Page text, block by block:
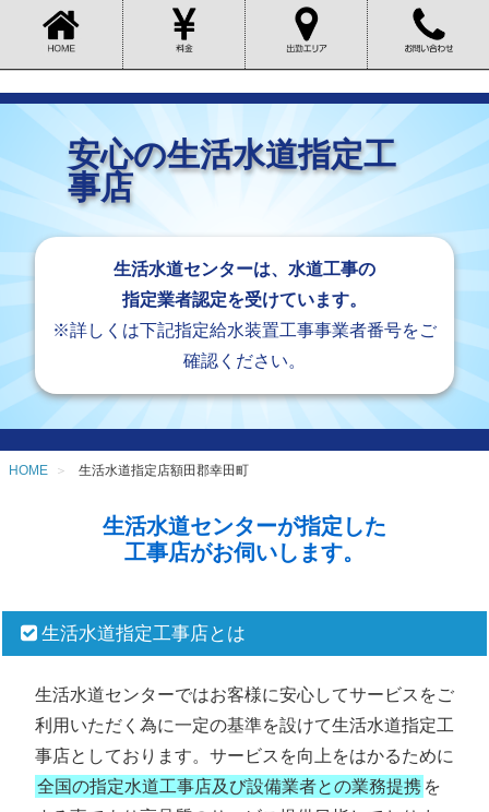
安心の生活水道指定工
事店
生活水道センターは、水道工事の
指定業者認定を受けています。
※詳しくは下記指定給水装置工事事業者番号をご
確認ください。
HOME 生活水道指定店額田郡幸田町
生活水道センターが指定した
工事店がお伺いします。
生活水道指定工事店とは
生活水道センターではお客様に安心してサービスをご
利用いただく為に一定の基準を設けて生活水道指定工
事店としております。サービスを向上をはかるために
全国の指定水道工事店及び設備業者との業務提携 を